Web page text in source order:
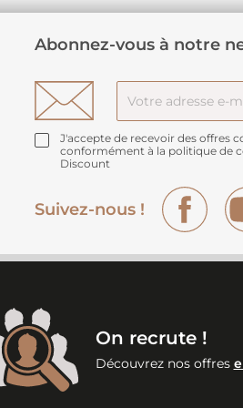
Abonnez-vous à notre
J'accepte de recevoir des offres
conformément à la politique de
Discount
Suivez-nous !
On recrute !
Découvrez nos offres